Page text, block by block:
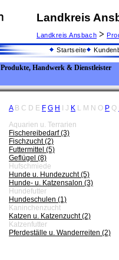
Landkreis
Landkreis Ansbach >
Startseite
Produkte, Handwerk & Dienstleister
A B C D E F G H J K L M N O P Q
Aquarien u. Terrarien
Fischereibedarf (3)
Fischzucht (2)
Futtermittel (5)
Geflügel (8)
Hufschmiede
Hunde u. Hundezucht (5)
Hunde- u. Katzensalon (3)
Hundefutter
Hundeschulen (1)
Kaninchenzucht
Katzen u. Katzenzucht (2)
Katzenfutter
Pferdeställe u. Wanderreiten (2)